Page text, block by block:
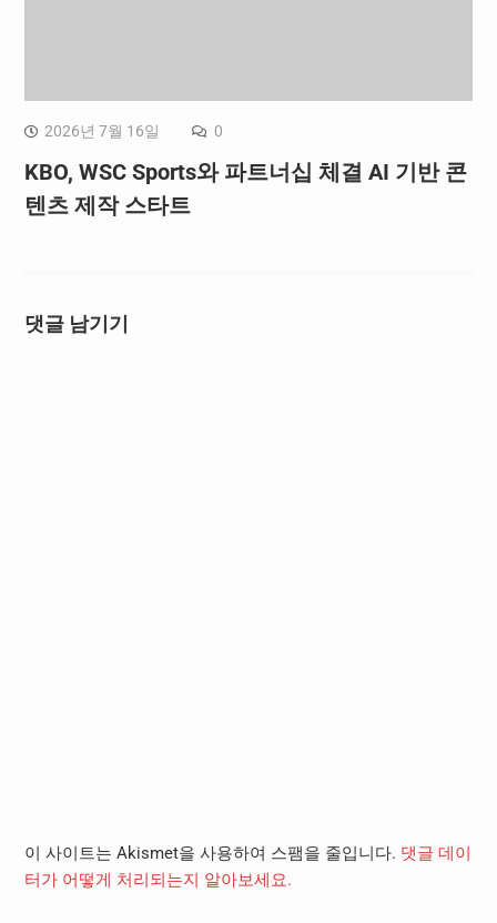
2026년 7월 16일 0
KBO, WSC Sports와 파트너십 체결 AI 기반 콘
텐츠 제작 스타트
댓글 남기기
이 사이트는 Akismet을 사용하여 스팸을 줄입니다. 댓글 데이
터가 어떻게 처리되는지 알아보세요.